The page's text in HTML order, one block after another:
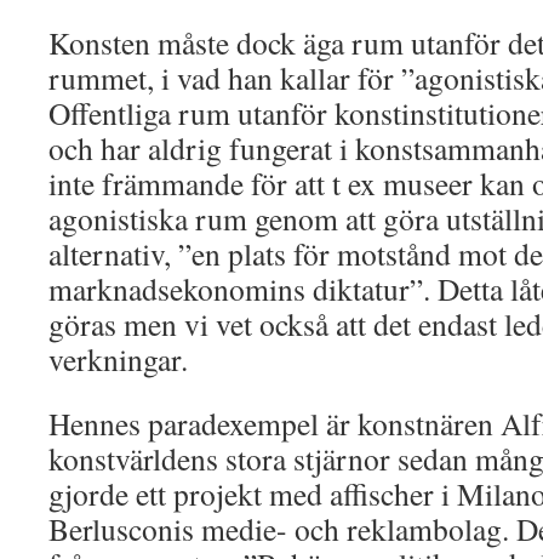
Konsten måste dock äga rum utanför
rummet, i vad han kallar för
Offentliga rum utanför
och har aldrig fungerat i
inte främmande för att t ex museer kan
agonistiska rum genom att göra
alternativ, ”en plats för motstånd mot
marknadsekonomins diktatur”. Detta
göras men vi vet också att det endast
verkningar.
Hennes paradexempel är konstnären
konstvärldens stora stjärnor sedan
gjorde ett projekt med affischer i
Berlusconis medie- och reklambolag.